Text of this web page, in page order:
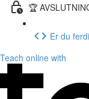
🏆
Er du
Teach online with